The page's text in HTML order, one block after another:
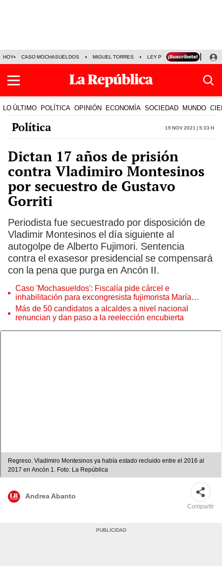
HOY CASO MOCHASUELDOS MIGUEL TORRES LEY PULPÍN PRECIO DEL
LO ÚLTIMO POLÍTICA OPINIÓN ECONOMÍA SOCIEDAD MUNDO
Política 19 Nov 2021 | 5:33 h
Dictan 17 años de prisión
contra Vladimiro Montesinos
por secuestro de Gustavo
Gorriti
Periodista fue secuestrado por disposición de
Vladimir Montesinos el día siguiente al
autogolpe de Alberto Fujimori. Sentencia
contra el exasesor presidencial se compensará
con la pena que purga en Ancón II.
Caso 'Mochasueldos': Fiscalía pide cárcel e
inhabilitación para excongresista fujimorista María
Cordero Jon Tay
Más de 50 candidatos a alcaldes a nivel nacional
renuncian y dan paso a la reelección encubierta
Regreso. Vladimiro Montesinos ya había estado recluido entre el 2016 al
2017 en Ancón 1. Foto: La República
Andrea Abanto
Compartir